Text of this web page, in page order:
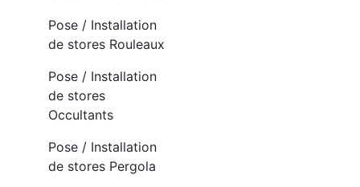
Pose / Installation
de stores Rouleaux
Pose / Installation
de stores
Occultants
Pose / Installation
de stores Pergola